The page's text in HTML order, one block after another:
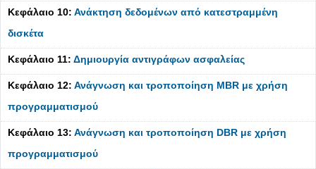
Κεφάλαιο 10: Ανάκτηση δεδομένων από κατεστραμμένη
δισκέτα
Κεφάλαιο 11: Δημιουργία αντιγράφων ασφαλείας
Κεφάλαιο 12: Ανάγνωση και τροποποίηση MBR με χρήση
προγραμματισμού
Κεφάλαιο 13: Ανάγνωση και τροποποίηση DBR με χρήση
προγραμματισμού